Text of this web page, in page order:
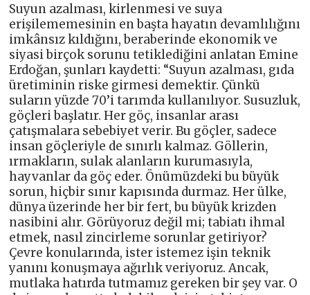
Suyun azalması, kirlenmesi ve suya
erişilememesinin en başta hayatın devamlılığını
imkânsız kıldığını, beraberinde ekonomik ve
siyasi birçok sorunu tetiklediğini anlatan Emine
Erdoğan, şunları kaydetti: “Suyun azalması, gıda
üretiminin riske girmesi demektir. Çünkü
suların yüzde 70’i tarımda kullanılıyor. Susuzluk,
göçleri başlatır. Her göç, insanlar arası
çatışmalara sebebiyet verir. Bu göçler, sadece
insan göçleriyle de sınırlı kalmaz. Göllerin,
ırmakların, sulak alanların kurumasıyla,
hayvanlar da göç eder. Önümüzdeki bu büyük
sorun, hiçbir sınır kapısında durmaz. Her ülke,
dünya üzerinde her bir fert, bu büyük krizden
nasibini alır. Görüyoruz değil mi; tabiatı ihmal
etmek, nasıl zincirleme sorunlar getiriyor?
Çevre konularında, ister istemez işin teknik
yanını konuşmaya ağırlık veriyoruz. Ancak,
mutlaka hatırda tutmamız gereken bir şey var. O